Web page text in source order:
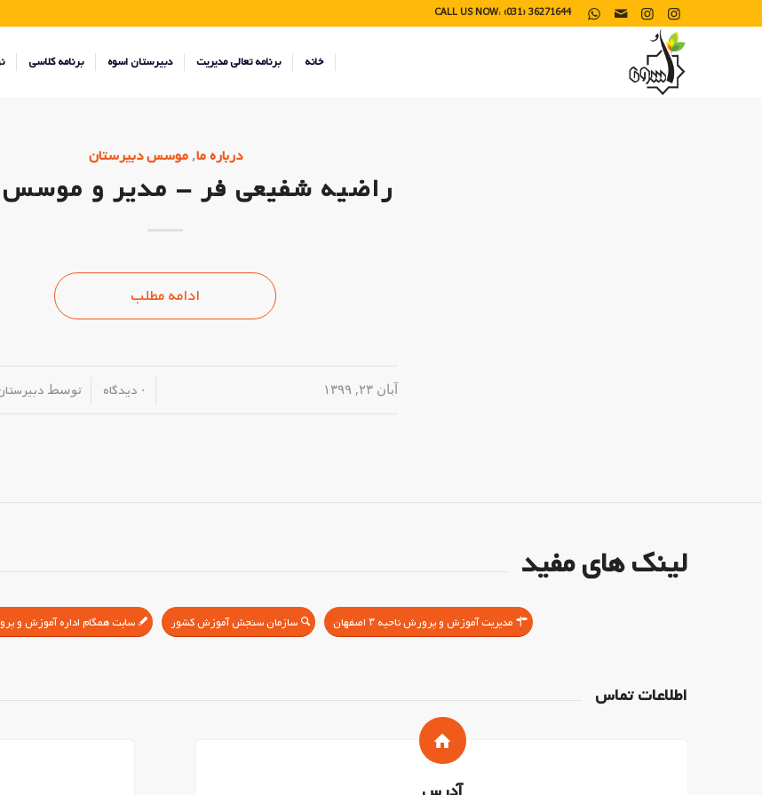
CALL US NOW: (031) 36271644
خانه برنامه تعالی مدیریت دبیرستان اسوه برنامه کلاسی
درباره ما,موسس دبیرستان
راضیه شفیعی فر – مدیر و
ادامه مطلب
آبان ۲۳, ۱۳۹۹ ۰ دیدگاه/ توسط
لینک های مفید
مدیریت آموزش و پرورش ناحیه ۳ اصفهان سازمان سنجش آموزش کشور سایت همگام اداره آموزش و
اطلاعات تماس